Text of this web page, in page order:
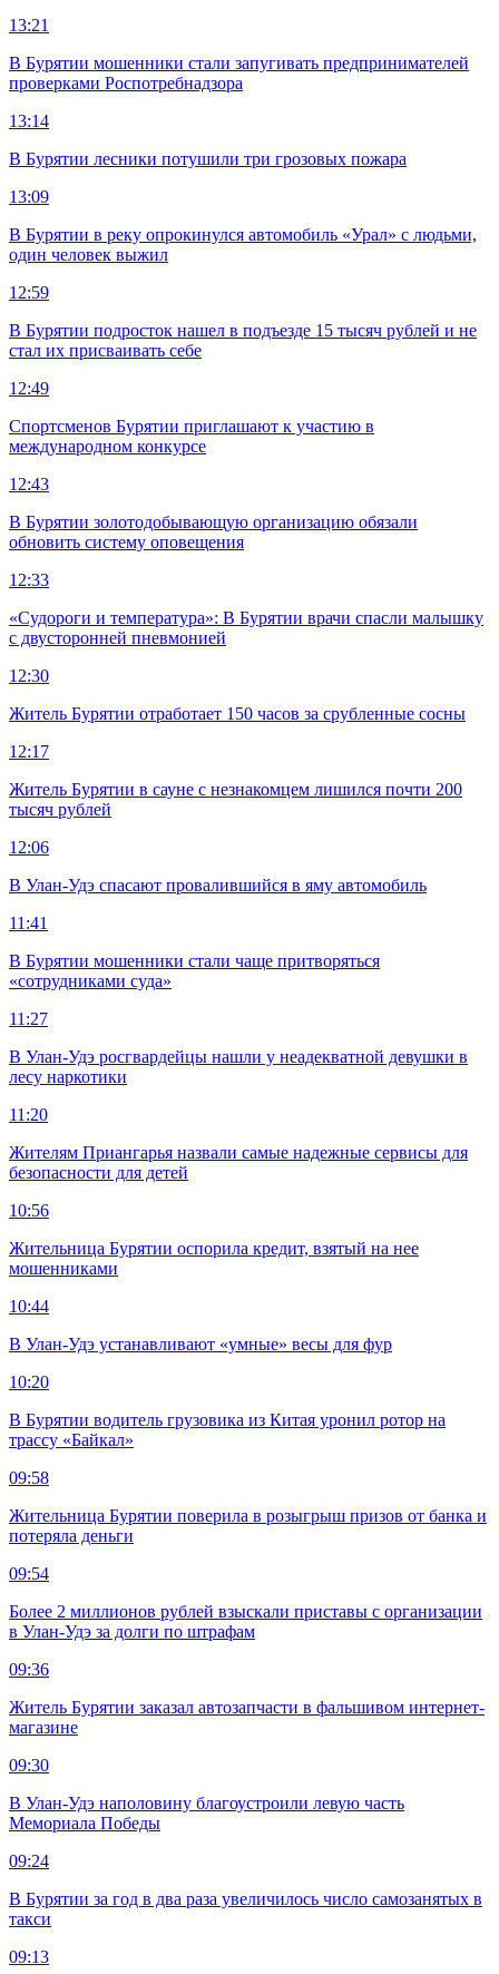
13:21
В Бурятии мошенники стали запугивать предпринимателей
проверками Роспотребнадзора
13:14
В Бурятии лесники потушили три грозовых пожара
13:09
В Бурятии в реку опрокинулся автомобиль «Урал» с людьми,
один человек выжил
12:59
В Бурятии подросток нашел в подъезде 15 тысяч рублей и не
стал их присваивать себе
12:49
Спортсменов Бурятии приглашают к участию в
международном конкурсе
12:43
В Бурятии золотодобывающую организацию обязали
обновить систему оповещения
12:33
«Судороги и температура»: В Бурятии врачи спасли малышку
с двусторонней пневмонией
12:30
Житель Бурятии отработает 150 часов за срубленные сосны
12:17
Житель Бурятии в сауне с незнакомцем лишился почти 200
тысяч рублей
12:06
В Улан-Удэ спасают провалившийся в яму автомобиль
11:41
В Бурятии мошенники стали чаще притворяться
«сотрудниками суда»
11:27
В Улан-Удэ росгвардейцы нашли у неадекватной девушки в
лесу наркотики
11:20
Жителям Приангарья назвали самые надежные сервисы для
безопасности для детей
10:56
Жительница Бурятии оспорила кредит, взятый на нее
мошенниками
10:44
В Улан-Удэ устанавливают «умные» весы для фур
10:20
В Бурятии водитель грузовика из Китая уронил ротор на
трассу «Байкал»
09:58
Жительница Бурятии поверила в розыгрыш призов от банка и
потеряла деньги
09:54
Более 2 миллионов рублей взыскали приставы с организации
в Улан-Удэ за долги по штрафам
09:36
Житель Бурятии заказал автозапчасти в фальшивом интернет-
магазине
09:30
В Улан-Удэ наполовину благоустроили левую часть
Мемориала Победы
09:24
В Бурятии за год в два раза увеличилось число самозанятых в
такси
09:13